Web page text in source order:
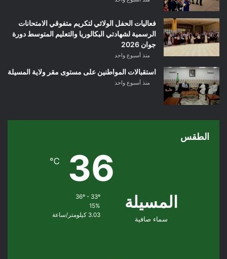
فعاليات الحفل الولائي لتكريم متفوقي الامتحانات
الرسمية لشهادتي البكالوريا والتعليم المتوسط دورة
جوان 2026
منذ أسبوع واحد
استقبالات المواطنين على مستوى مقر ولاية المسيلة
منذ أسبوع واحد
الطقس
المسيلة
سماء صافية
36
℃
36º - 33º
15%
3.03 كيلومتر/ساعة